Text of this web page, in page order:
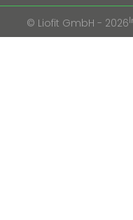
© Liofit GmbH - 2026